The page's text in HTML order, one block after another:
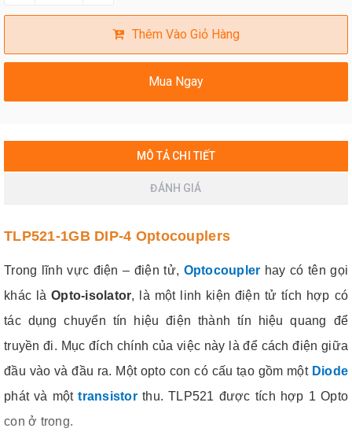
Thêm Vào Giỏ Hàng
Mua Ngay
MÔ TẢ CHI TIẾT
ĐÁNH GIÁ
TLP521-1GB DIP-4 Optocouplers
Trong lĩnh vực điện – điện tử, Optocoupler hay có tên gọi
khác làOpto-isolator, là một linh kiện điện tử tích hợp có
tác dụng chuyển tín hiệu điện thành tín hiệu quang để
truyền đi. Mục đích chính của việc này là để cách điện giữa
đầu vào và đầu ra. Một opto con có cấu tạo gồm một Diode
phát và một transistorthu. TLP521 được tích hợp 1 Opto
con ở trong.